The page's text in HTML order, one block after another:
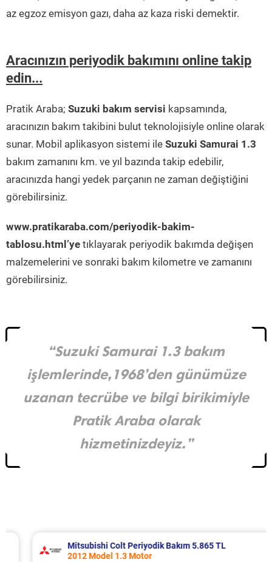
az egzoz emisyon gazı, daha az kaza riski demektir.
Aracınızın periyodik bakımını online takip
edin...
Pratik Araba; Suzuki bakım servisi kapsamında,
aracınızın bakım takibini bulut teknolojisiyle online olarak
sunar. Mobil aplikasyon sistemi ile Suzuki Samurai 1.3
bakım zamanını km. ve yıl bazında takip edebilir,
aracınızda hangi yedek parçanın ne zaman değiştiğini
görebilirsiniz.
www.pratikaraba.com/periyodik-bakim-
tablosu.html’ye tıklayarak periyodik bakımda değişen
malzemelerini ve sonraki bakım kilometre ve zamanını
görebilirsiniz.
“Suzuki Samurai 1.3 bakım
işlemlerinde,1968’den günümüze
uzanan tecrübe ve bilgi birikimiyle
Pratik Araba olarak
hizmetinizdeyiz.”
Mitsubishi Colt Periyodik Bakım 5.865 TL
2012 Model 1.3 Motor